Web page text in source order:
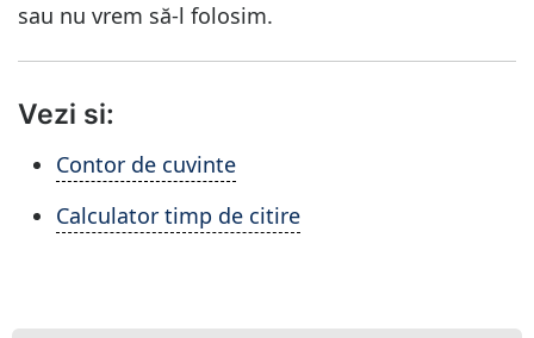
sau nu vrem să-l folosim.
Vezi si:
Contor de cuvinte
Calculator timp de citire